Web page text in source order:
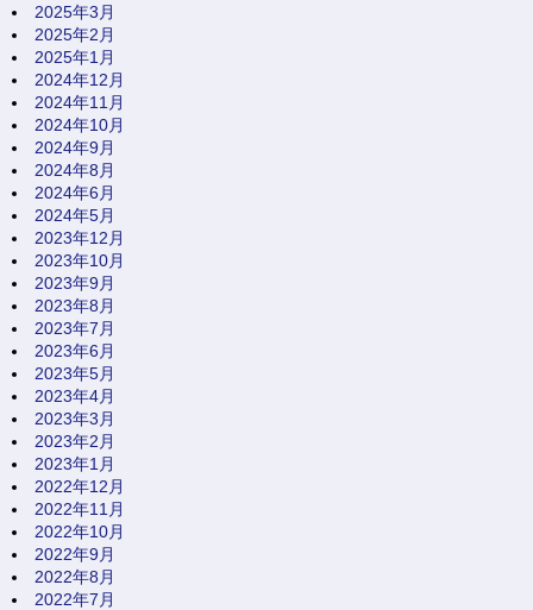
2025年3月
2025年2月
2025年1月
2024年12月
2024年11月
2024年10月
2024年9月
2024年8月
2024年6月
2024年5月
2023年12月
2023年10月
2023年9月
2023年8月
2023年7月
2023年6月
2023年5月
2023年4月
2023年3月
2023年2月
2023年1月
2022年12月
2022年11月
2022年10月
2022年9月
2022年8月
2022年7月